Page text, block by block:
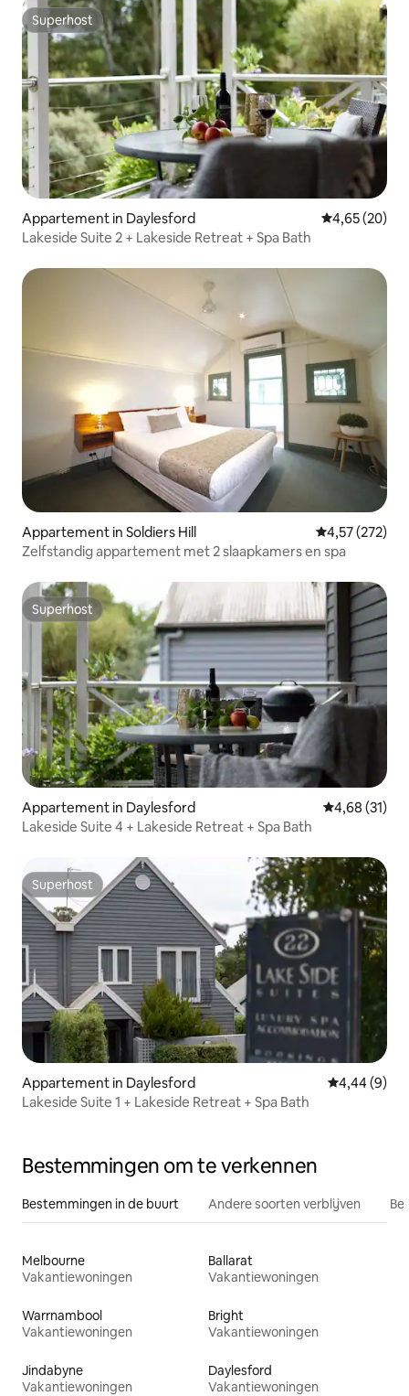
Superhost
Superhost
Appartement in Daylesford Gemiddelde
4,65 (20)
Lakeside Suite 2 + Lakeside Retreat + Spa Bath
Appartement in Soldiers Hill Gemiddelde
4,57 (272)
Zelfstandig appartement met 2 slaapkamers en spa
Superhost
Superhost
Appartement in Daylesford Gemiddelde
4,68 (31)
Lakeside Suite 4 + Lakeside Retreat + Spa Bath
Superhost
Superhost
Appartement in Daylesford Gemiddelde
4,44 (9)
Lakeside Suite 1 + Lakeside Retreat + Spa Bath
Bestemmingen om te verkennen
Bestemmingen in de buurt Andere soorten verblijven
Melbourne
Vakantiewoningen
Ballarat
Vakantiewoningen
Warrnambool
Vakantiewoningen
Bright
Vakantiewoningen
Jindabyne
Vakantiewoningen
Daylesford
Vakantiewoningen